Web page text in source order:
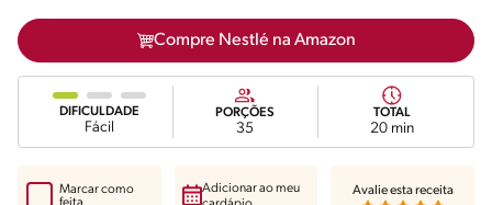
Compre Nestlé na Amazon
DIFICULDADE
Fácil
PORÇÕES
35
TOTAL
20 min
Marcar como
Adicionar ao meu
Avalie esta receita